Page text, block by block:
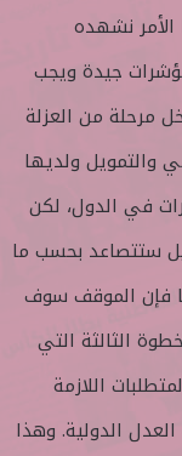
نشهده
جيدة ويجب
مرحلة من العزلة
والتمويل ولديها
في الدول، لكن
ستتصاعد بحسب ما
فإن الموقف سوف
الثالثة التي
اللازمة
الدولية. وهذا